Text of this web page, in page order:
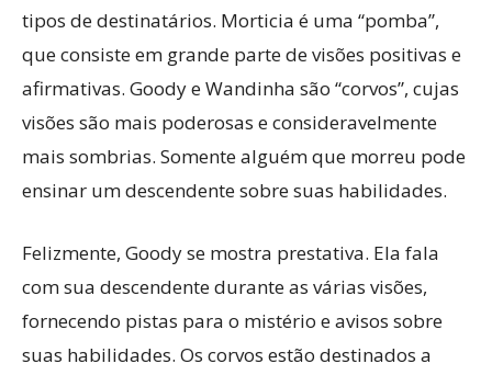
tipos de destinatários. Morticia é uma “pomba”,
que consiste em grande parte de visões positivas e
afirmativas. Goody e Wandinha são “corvos”, cujas
visões são mais poderosas e consideravelmente
mais sombrias. Somente alguém que morreu pode
ensinar um descendente sobre suas habilidades.
Felizmente, Goody se mostra prestativa. Ela fala
com sua descendente durante as várias visões,
fornecendo pistas para o mistério e avisos sobre
suas habilidades. Os corvos estão destinados a